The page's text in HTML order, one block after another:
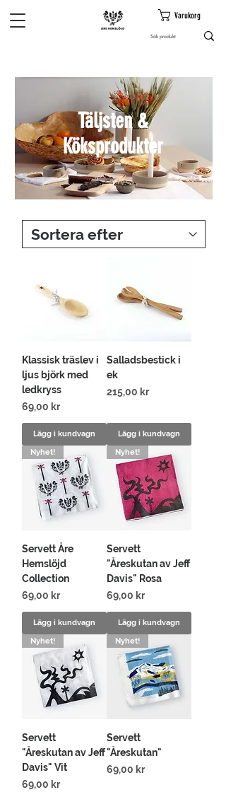
Varukorg
Täljsten &
Köksprodukter
Klassisk träslev i
ljus björk med
ledkryss
Pris
69,00 kr
Lägg i kundvagn
Salladsbestick i
ek
Pris
215,00 kr
Lägg i kundvagn
Nyhet!
Servett Åre
Hemslöjd
Collection
Pris
69,00 kr
Lägg i kundvagn
Nyhet!
Servett
"Åreskutan av Jeff
Davis" Rosa
Pris
69,00 kr
Lägg i kundvagn
Nyhet!
Servett
"Åreskutan av Jeff
Davis" Vit
Pris
69,00 kr
Nyhet!
Servett
"Åreskutan"
Pris
69,00 kr